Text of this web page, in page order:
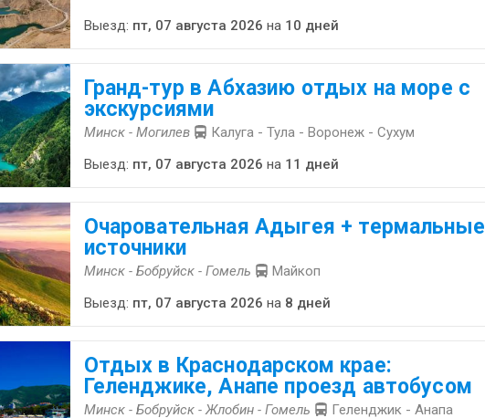
Выезд: пт, 07 августа 2026 на 10 дней
Гранд-тур в Абхазию отдых на море с
экскурсиями
Минск - Могилев Калуга - Тула - Воронеж - Сухум
Выезд: пт, 07 августа 2026 на 11 дней
Очаровательная Адыгея + термальные
источники
Минск - Бобруйск - Гомель Майкоп
Выезд: пт, 07 августа 2026 на 8 дней
Отдых в Краснодарском крае:
Геленджике, Анапе проезд автобусом
Минск - Бобруйск - Жлобин - Гомель Геленджик - Анапа